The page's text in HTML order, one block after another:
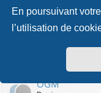
En poursuivant
l’utilisation de
moteur de
Réponses : 19
TP bloqué
OGM